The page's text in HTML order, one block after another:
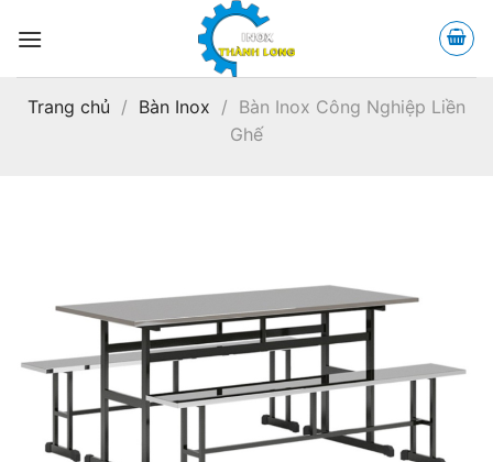
qua
dung
Trang chủ / Bàn Inox / Bàn Inox Công Nghiệp Liền
Ghế